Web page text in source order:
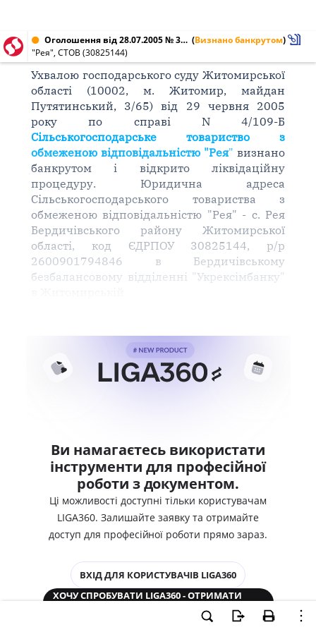
Оголошення від 28.07.2005 № 30825144 (Визнано банкрутом)
"Рея", СТОВ (30825144)
Ухвалою господарського суду Житомирської
області (10002, м. Житомир, майдан
Путятинський, 3/65) від 29 червня 2005
року по справі N 4/109-Б
Сільськогосподарське товариство з
обмеженою відповідальністю "Рея" визнано
банкрутом і відкрито ліквідаційну
процедуру. Юридична адреса
Сільськогосподарського товариства з
обмеженою відповідальністю "Рея" - с. Рея
Бердичівського району Житомирської
області, код ЄДРПОУ 30825144, р/р
2600901794846 в Бердичівському
безбалансовому відділенні "Укрексімбанку"
Ви намагаєтесь використати
інструменти для професійної
роботи з документом.
Ці можливості доступні тільки користувачам
LIGA360. Залишайте заявку та отримайте
доступ для професійної роботи прямо зараз.
ВХІД ДЛЯ КОРИСТУВАЧІВ LIGA360
ХОЧУ СПРОБУВАТИ LIGA360 - ОТРИМАТИ